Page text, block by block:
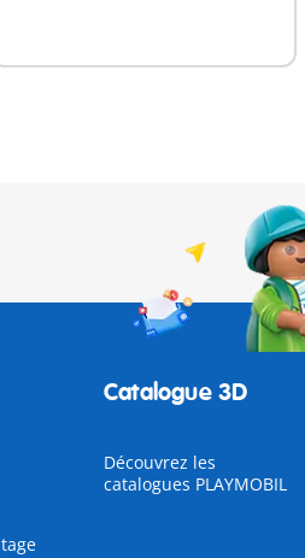
Catalogue 3D
Découvrez les
catalogues PLAYMOBIL